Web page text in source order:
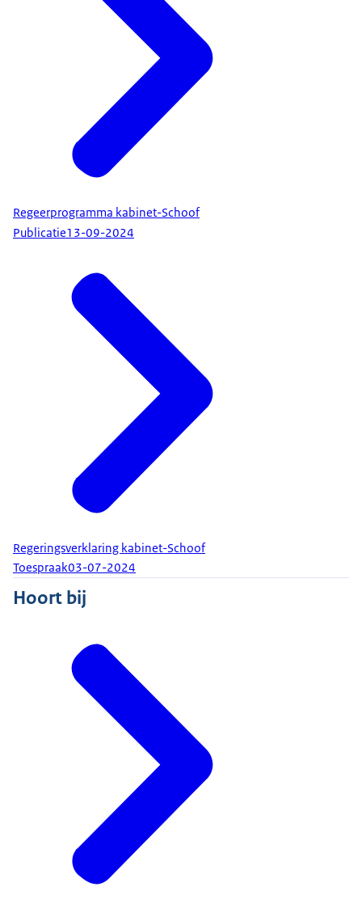
Regeerprogramma kabinet-Schoof
Publicatie13-09-2024
Regeringsverklaring kabinet-Schoof
Toespraak03-07-2024
Hoort bij